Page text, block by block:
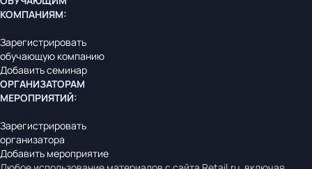
КОМПАНИЯМ:
Зарегистрировать
обучающую компанию
Добавить семинар
ОРГАНИЗАТОРАМ
МЕРОПРИЯТИЙ:
Зарегистрировать
организатора
Добавить мероприятие